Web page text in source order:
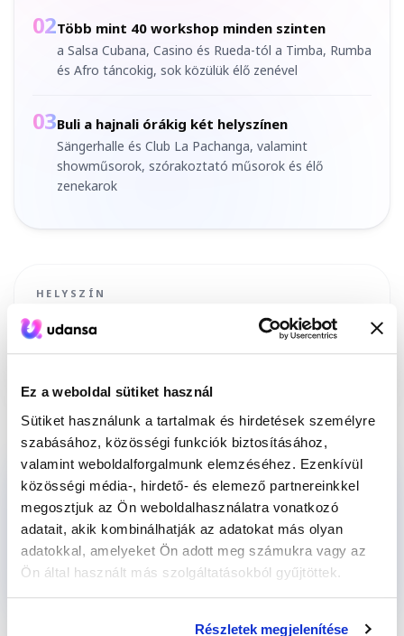
Ez a weboldal sütiket használ
Sütiket használunk a tartalmak és hirdetések személyre
szabásához, közösségi funkciók biztosításához,
valamint weboldalforgalmunk elemzéséhez. Ezenkívül
közösségi média-, hirdető- és elemező partnereinkkel
megosztjuk az Ön weboldalhasználatra vonatkozó
adatait, akik kombinálhatják az adatokat más olyan
adatokkal, amelyeket Ön adott meg számukra vagy az
Ön által használt más szolgáltatásokból gyűjtöttek.
Részletek megjelenítése
02Több mint 40 workshop minden szinten
a Salsa Cubana, Casino és Rueda-tól a Timba, Rumba
és Afro táncokig, sok közülük élő zenével
03Buli a hajnali órákig két helyszínen
Sängerhalle és Club La Pachanga, valamint
showműsorok, szórakoztató műsorok és élő
zenekarok
HELYSZÍN
La Pachanga
Mercedesstr. 7, 70372 Stuttgart, Deutschland
Még nincs táncpartnered?
Segítünk találni valakit a szinteden.
PARTNER KERESÉSE